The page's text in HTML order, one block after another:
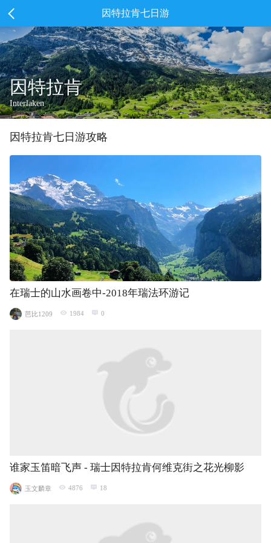
因特拉肯七日游
因特拉肯
Interlaken
因特拉肯七 日游攻略
在瑞士的山水画卷中-2018年瑞法环游记
芭比1209 1984 0
谁家玉笛暗飞声 - 瑞士因特拉肯何维克街之花光柳影
玉文麟章 4876 18